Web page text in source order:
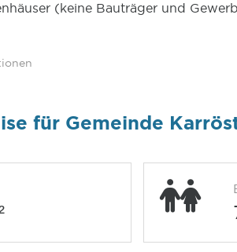
(keine Bauträger und
für Gemeinde